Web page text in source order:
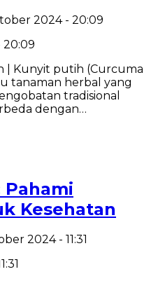
2024 - 20:09
20:09
| Kunyit putih (Curcuma
tanaman herbal yang
tradisional
dengan…
Kesehatan
2024 - 11:31